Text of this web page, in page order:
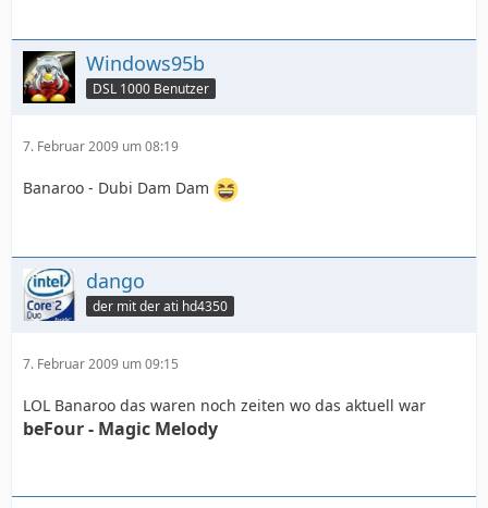
Windows95b
DSL 1000 Benutzer
7. Februar 2009 um 08:19
Banaroo - Dubi Dam Dam
dango
der mit der ati hd4350
7. Februar 2009 um 09:15
LOL Banaroo das waren noch zeiten wo das aktuell war
beFour - Magic Melody